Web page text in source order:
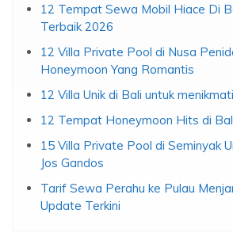
12 Tempat Sewa Mobil Hiace Di
Terbaik 2026
12 Villa Private Pool di Nusa
Honeymoon Yang Romantis
12 Villa Unik di Bali untuk
12 Tempat Honeymoon Hits di
15 Villa Private Pool di Seminyak
Jos Gandos
Tarif Sewa Perahu ke Pulau
Update Terkini